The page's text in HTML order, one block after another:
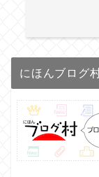
にほんブログ